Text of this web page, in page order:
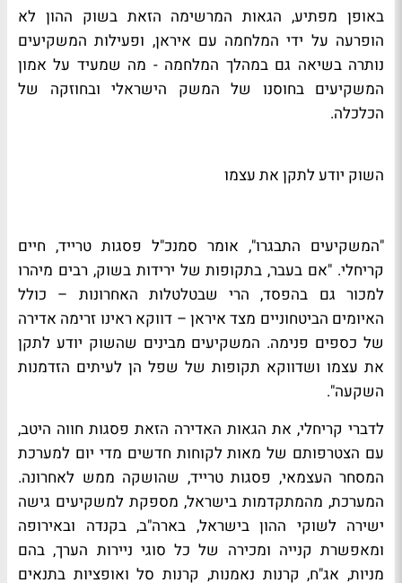
באופן מפתיע, הגאות המרשימה הזאת בשוק ההון לא
הופרעה על ידי המלחמה עם איראן, ופעילות המשקיעים
נותרה בשיאה גם במהלך המלחמה - מה שמעיד על אמון
המשקיעים בחוסנו של המשק הישראלי ובחוזקה של
הכלכלה.
השוק יודע לתקן את עצמו
"המשקיעים התבגרו", אומר סמנכ"ל פסגות טרייד, חיים
קריחלי. "אם בעבר, בתקופות של ירידות בשוק, רבים מיהרו
למכור גם בהפסד, הרי שבטלטלות האחרונות – כולל
האיומים הביטחוניים מצד איראן – דווקא ראינו זרימה אדירה
של כספים פנימה. המשקיעים מבינים שהשוק יודע לתקן
את עצמו ושדווקא תקופות של שפל הן לעיתים הזדמנות
השקעה."
לדברי קריחלי, את הגאות האדירה הזאת פסגות חווה היטב,
עם הצטרפותם של מאות לקוחות חדשים מדי יום למערכת
המסחר העצמאי, פסגות טרייד, שהושקה ממש לאחרונה.
המערכת, מהמתקדמות בישראל, מספקת למשקיעים גישה
ישירה לשוקי ההון בישראל, בארה"ב, בקנדה ובאירופה
ומאפשרת קנייה ומכירה של כל סוגי ניירות הערך, בהם
מניות, אג"ח, קרנות נאמנות, קרנות סל ואופציות בתנאים